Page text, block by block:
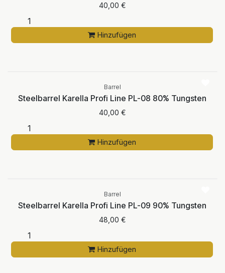
40,00 €
Hinzufügen
Barrel
Steelbarrel Karella Profi Line PL-08 80% Tungsten
40,00 €
Hinzufügen
Barrel
Steelbarrel Karella Profi Line PL-09 90% Tungsten
48,00 €
Hinzufügen